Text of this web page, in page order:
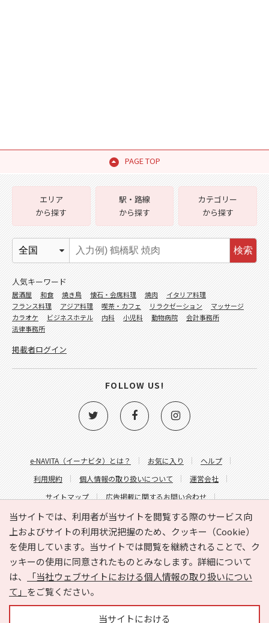
PAGE TOP
当サイトでは、利用者が当サイトを閲覧する際のサービス向
上およびサイトの利用状況把握のため、クッキー（Cookie）
を使用しています。当サイトでは閲覧を継続されることで、ク
ッキーの使用に同意されたものとみなします。詳細について
は、
「当社ウェブサイトにおける個人情報の取り扱いについ
て」 をご覧ください。
当サイトにおける
e-NAVITA（イーナビタ）とは？ お気に入り
ヘルプ
利用規約
個人情報の取り扱いについて
運営会社
サイトマップ
広告掲載に関するお問い合わせ
サイトの内容に関するお問い合わせ
エリア
から探す
駅・路線
から探す
カテゴリー
から探す
検索
人気キーワード
居酒屋 和食 焼き鳥 懐石・会席料理 焼肉
イタリア料理
フランス料理
アジア料理 喫茶・カフェ リラクゼーション
マッサージ
カラオケ
ビジネスホテル 内科 小児科 動物病院
会計事務所
法律事務所
掲載者ログイン
FOLLOW US!
Copyright © HYOJITO.Co.,Ltd. All Rights Reserved.